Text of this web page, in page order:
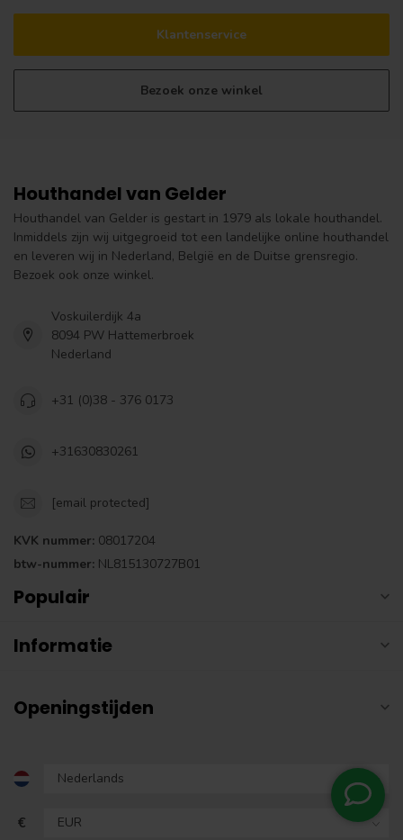
Klantenservice
Bezoek onze winkel
Houthandel van Gelder
Houthandel van Gelder is gestart in 1979 als lokale houthandel.
Inmiddels zijn wij uitgegroeid tot een landelijke online houthandel
en leveren wij in Nederland, België en de Duitse grensregio.
Bezoek ook onze winkel.
Voskuilerdijk 4a
8094 PW Hattemerbroek
Nederland
+31 (0)38 - 376 0173
+31630830261
[email protected]
KVK nummer: 08017204
btw-nummer: NL815130727B01
Populair
Informatie
Openingstijden
€